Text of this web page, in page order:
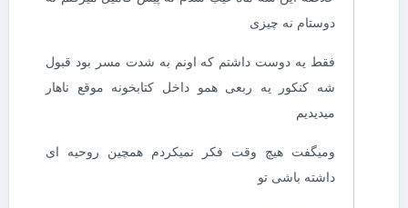
دوستام نه چیزی
فقط یه دوست داشتم که اونم به شدت مسر بود قبول
شه کنکور یه ربعی همو داخل کتابخونه موقع ناهار
میدیدیم
ومیگفت هیچ وقت فکر نمیکردم همچین روحیه ای
داشته باشی تو